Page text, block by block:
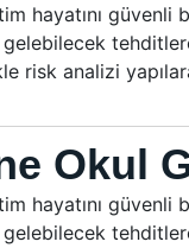
hayatını
gelebilecek
risk analizi
Okul
hayatını
gelebilecek